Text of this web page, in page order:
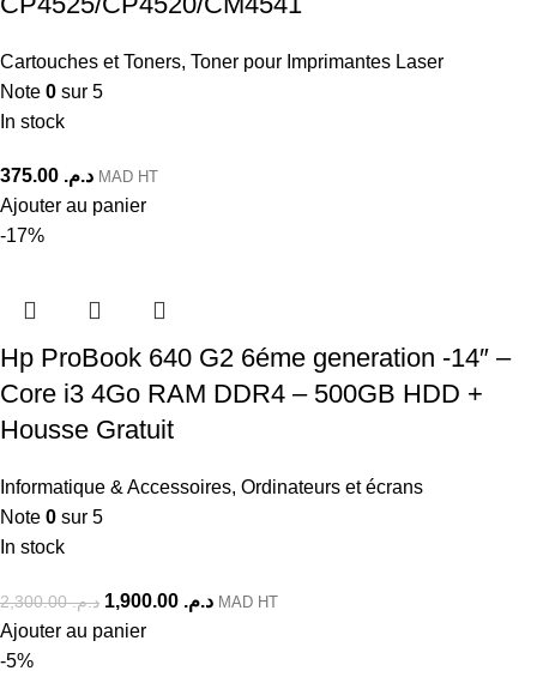
Cartouches et Toners, Toner pour Imprimantes Laser
Note 0 sur 5
In stock
د.م. MAD HT
Ajouter au panier
-17%
Hp ProBook 640 G2 6éme generation -14″ –
Core i3 4Go RAM DDR4 – 500GB HDD +
Housse Gratuit
Informatique & Accessoires, Ordinateurs et écrans
Note 0 sur 5
In stock
د.م.2,300.00 د.م. MAD HT
Ajouter au panier
-5%